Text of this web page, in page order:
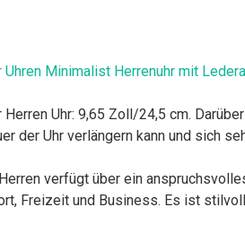
Uhren Minimalist Herrenuhr mit
Uhr: 9,65 Zoll/24,5 cm.
der Uhr verlängern kann und sich
verfügt über ein
Freizeit und Business. Es ist